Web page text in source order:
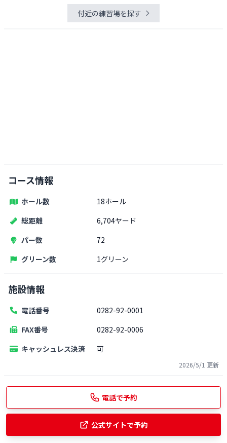
付近の練習場を探す
コース情報
ホール数
18ホール
総距離
6,704ヤード
パー数
72
グリーン数
1グリーン
施設情報
電話番号
0282-92-0001
FAX番号
0282-92-0006
キャッシュレス決済
可
2026/5/1 更新
電話で予約
公式サイトで予約